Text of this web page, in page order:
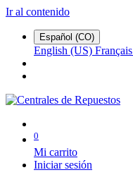
Ir al contenido
Español (CO)
English (US) Français
0
Mi carrito
Iniciar sesión